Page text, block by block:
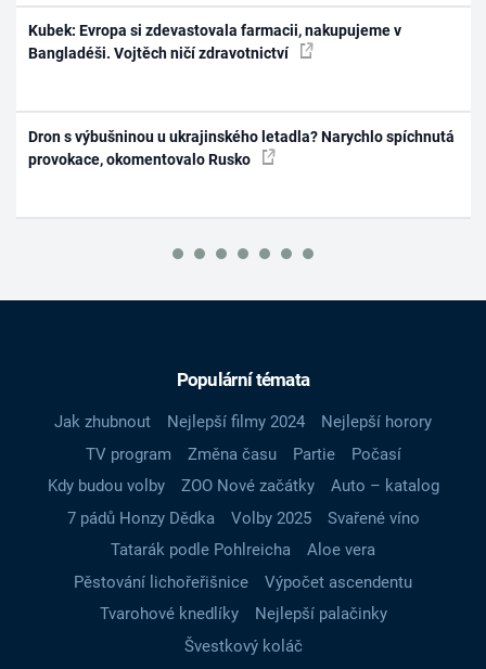
Kubek: Evropa si zdevastovala farmacii, nakupujeme v
Bangladéši. Vojtěch ničí zdravotnictví
Dron s výbušninou u ukrajinského letadla? Narychlo spíchnutá
provokace, okomentovalo Rusko
Populární témata
Jak zhubnout Nejlepší filmy 2024
Nejlepší horory
TV program
Změna času Partie
Počasí
Kdy budou volby
ZOO Nové začátky
Auto – katalog
7 pádů Honzy Dědka
Volby 2025
Svařené víno
Tatarák podle Pohlreicha
Aloe vera
Pěstování lichořeřišnice
Výpočet ascendentu
Tvarohové knedlíky
Nejlepší palačinky
Švestkový koláč